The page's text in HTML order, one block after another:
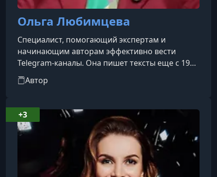
Ольга Любимцева
Специалист, помогающий экспертам и
начинающим авторам эффективно вести
Telegram-каналы. Она пишет тексты еще с 1998
года — сначала в офлайне, затем в интернете.
На основе этого опыта через свои Telegram-
заработала миллионы — в том числе, первые 2
миллиона рублей за 4 месяца от запуска
канала.
Автор
+3